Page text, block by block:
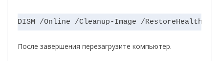
После завершения перезагрузите компьютер.